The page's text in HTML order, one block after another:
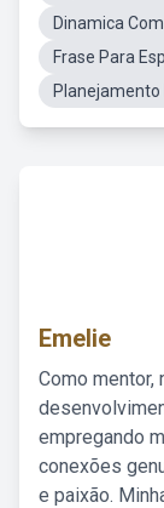
Dinamica
Frase Para
Planejamento
Emelie
Como mentor,
empregando
conexões
e paixão.